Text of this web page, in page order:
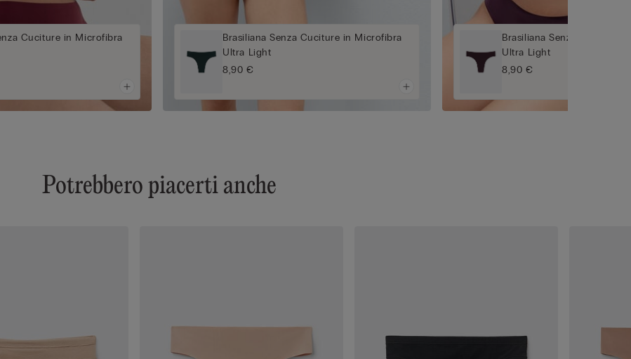
Cuciture in Microfibra
Brasiliana Senza Cuciture in Microfibra
Ultra Light
8,90 €
Brasiliana Senza Cuciture
Ultra Light
8,90 €
Potrebbero piacerti anche